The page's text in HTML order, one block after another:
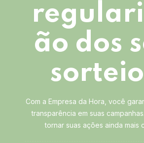
ão dos
Com a Empresa da Hora, você
transparência em suas
tornar suas ações ainda mais